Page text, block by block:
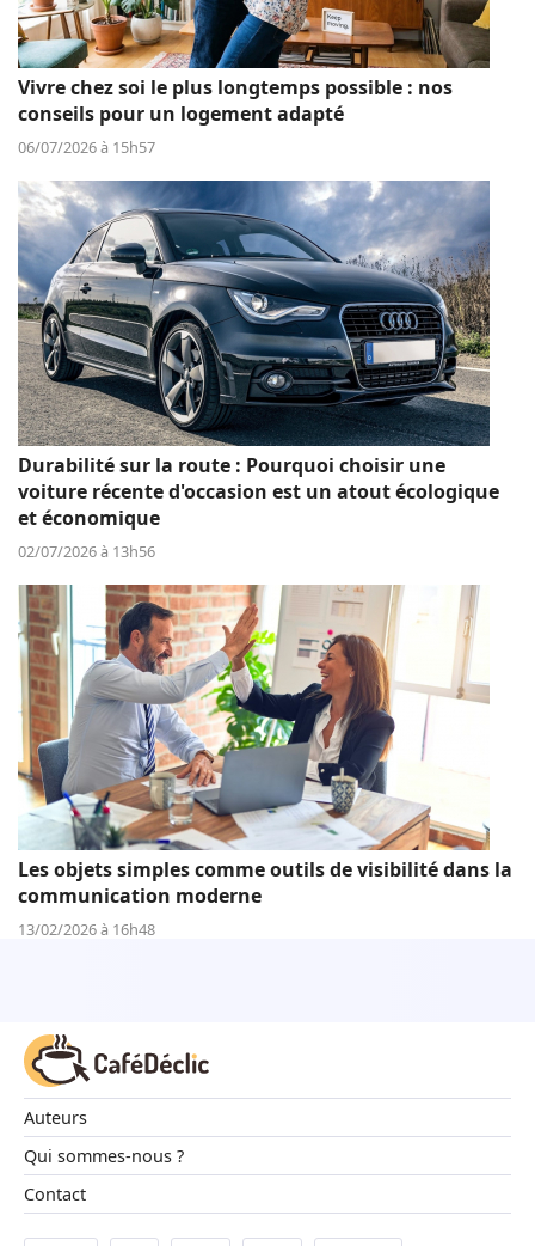
Vivre chez soi le plus longtemps possible : nos
conseils pour un logement adapté
06/07/2026 à 15h57
Durabilité sur la route : Pourquoi choisir une
voiture récente d'occasion est un atout écologique
et économique
02/07/2026 à 13h56
Les objets simples comme outils de visibilité dans la
communication moderne
13/02/2026 à 16h48
Auteurs
Qui sommes-nous ?
Contact